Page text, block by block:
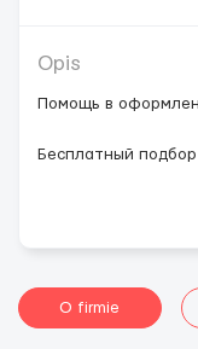
Opis
Помощь в
Бесплатный
O firmie